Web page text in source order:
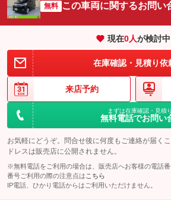
無料 この車両に関するお問い
現在0人が検討中
在庫確認・見積り依
来店予約
まずは在庫確認・見積
無料電話でお問い
お気軽にどうぞ。問合せ後に何度もご連絡が届く
ドレスは販売店に公開されません。
※無料電話をご利用の場合は、販売店へお客様の電話
番号ご利用の際の注意点は こちら
IP電話、ひかり電話からはご利用いただけません。